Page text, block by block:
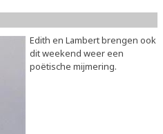
Edith en Lambert brengen ook
dit weekend weer een
poëtische mijmering.